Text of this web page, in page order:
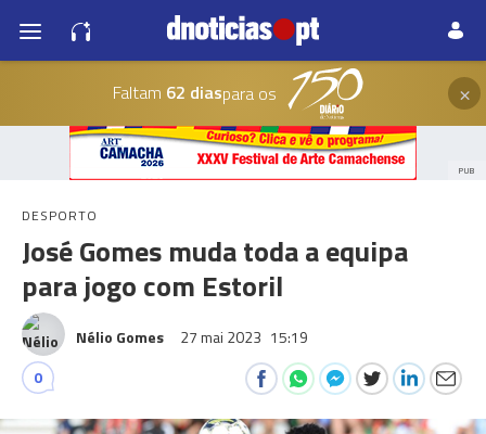
Faltam 62 diaspara os ×
PUB
DESPORTO
José Gomes muda toda a equipa
para jogo com Estoril
Nélio Gomes 27 mai 2023 15:19
0